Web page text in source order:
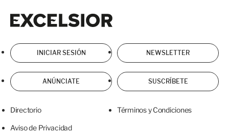
INICIAR SESIÓN NEWSLETTER
ANÚNCIATE SUSCRÍBETE
Directorio Términos y Condiciones
Aviso de Privacidad